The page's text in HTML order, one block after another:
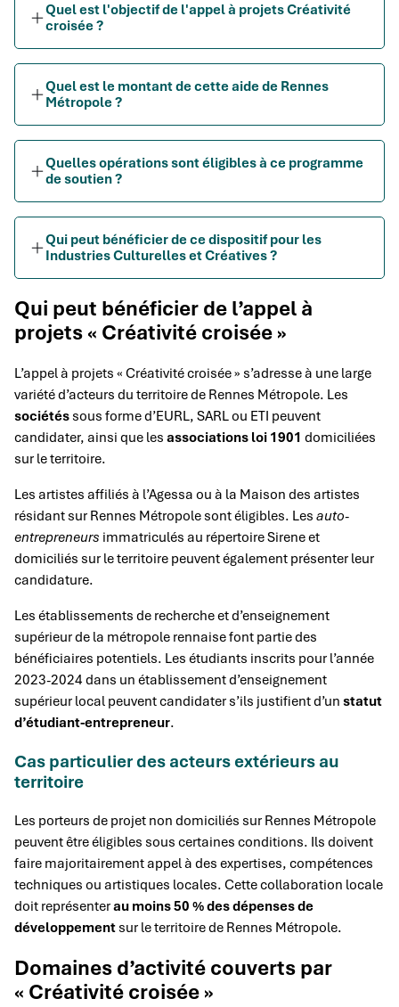
Quel est l'objectif de l'appel à projets Créativité
croisée ?
Quel est le montant de cette aide de Rennes
Métropole ?
Quelles opérations sont éligibles à ce programme
de soutien ?
Qui peut bénéficier de ce dispositif pour les
Industries Culturelles et Créatives ?
Qui peut bénéficier de l’appel à
projets « Créativité croisée »
L’appel à projets « Créativité croisée » s’adresse à une large
variété d’acteurs du territoire de Rennes Métropole. Les
sociétés sous forme d’EURL, SARL ou ETI peuvent
candidater, ainsi que les associations loi 1901 domiciliées
sur le territoire.
Les artistes affiliés à l’Agessa ou à la Maison des artistes
résidant sur Rennes Métropole sont éligibles. Les auto-
entrepreneurs immatriculés au répertoire Sirene et
domiciliés sur le territoire peuvent également présenter leur
candidature.
Les établissements de recherche et d’enseignement
supérieur de la métropole rennaise font partie des
bénéficiaires potentiels. Les étudiants inscrits pour l’année
2023-2024 dans un établissement d’enseignement
supérieur local peuvent candidater s’ils justifient d’un statut
d’étudiant-entrepreneur.
Cas particulier des acteurs extérieurs au
territoire
Les porteurs de projet non domiciliés sur Rennes Métropole
peuvent être éligibles sous certaines conditions. Ils doivent
faire majoritairement appel à des expertises, compétences
techniques ou artistiques locales. Cette collaboration locale
doit représenterau moins 50 % des dépenses de
développement sur le territoire de Rennes Métropole.
Domaines d’activité couverts par
« Créativité croisée »